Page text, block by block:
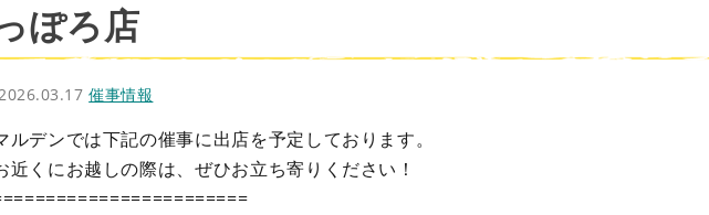
ぽろ店
催事情報
ルデンでは下記の催事に出店を予定しております。
近くにお越しの際は、ぜひお立ち寄りください！